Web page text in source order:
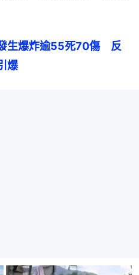
生爆炸逾55死70傷　反
爆